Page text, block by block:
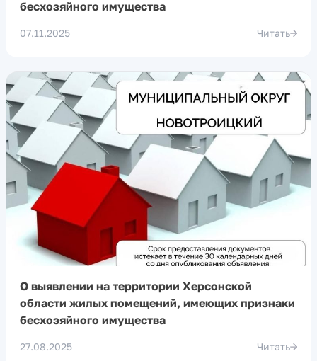
бесхозяйного имущества
07.11.2025 Читать
О выявлении на территории Херсонской
области жилых помещений, имеющих признаки
бесхозяйного имущества
27.08.2025 Читать